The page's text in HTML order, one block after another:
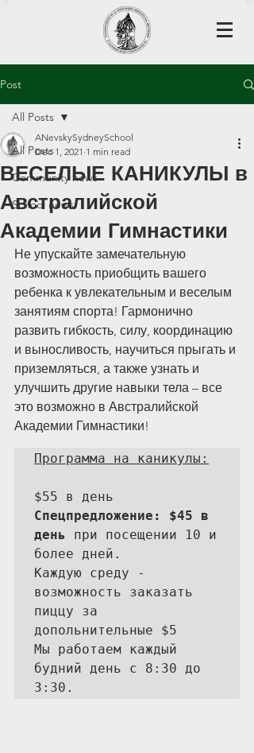
Post
All Posts
Community news
School news
All Posts
ВЕСЕЛЫЕ КАНИКУЛЫ в
Австралийской
Академии Гимнастики
ANevskySydneySchool
Dec 1, 2021 1 min read
Не упускайте замечательную
возможность приобщить вашего
ребенка к увлекательным и веселым
занятиям спорта! Гармонично
развить гибкость, силу, координацию
и выносливость, научиться прыгать и
приземляться, а также узнать и
улучшить другие навыки тела – все
это возможно в Австралийской
Академии Гимнастики!
Программа на каникулы:
Спецпредложение: $45 в
день при посещении 10 и
более дней.
Каждую среду -
возможность заказать
пиццу за
допольнительные $5
Мы работаем каждый
будний день с 8:30 до
3:30.